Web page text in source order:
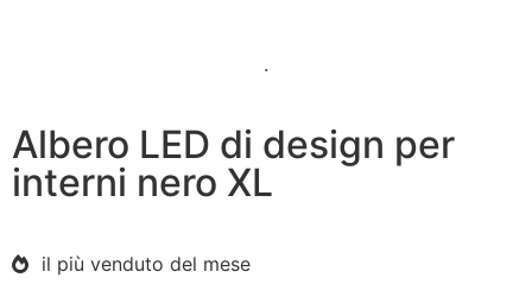
.
Albero LED di design per
interni nero XL
il più venduto del mese